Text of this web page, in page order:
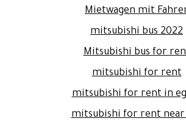
Mietwagen mit
mitsubishi bus 2022
Mitsubishi bus for
mitsubishi for rent
mitsubishi for rent in
mitsubishi for rent near